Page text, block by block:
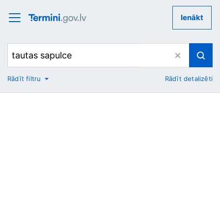
Ienākt
No
Rādīt filtru Rādīt detalizēti